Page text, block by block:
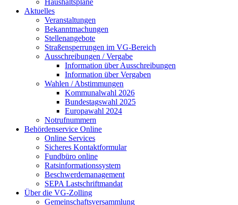
Haushaltspläne
Aktuelles
Veranstaltungen
Bekanntmachungen
Stellenangebote
Straßensperrungen im VG-Bereich
Ausschreibungen / Vergabe
Information über Ausschreibungen
Information über Vergaben
Wahlen / Abstimmungen
Kommunalwahl 2026
Bundestagswahl 2025
Europawahl 2024
Notrufnummern
Behördenservice Online
Online Services
Sicheres Kontaktformular
Fundbüro online
Ratsinformationssystem
Beschwerdemanagement
SEPA Lastschriftmandat
Über die VG-Zolling
Gemeinschaftsversammlung